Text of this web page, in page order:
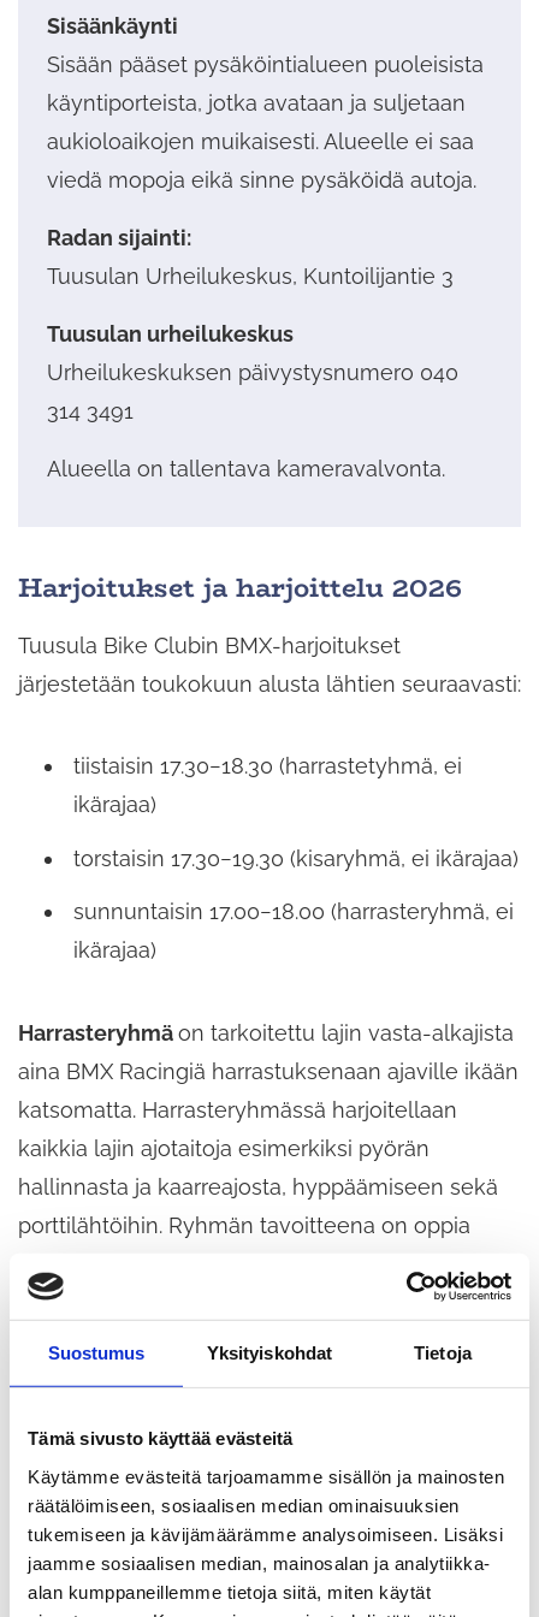
Suostumus Yksityiskohdat Tietoja
Tämä sivusto käyttää evästeitä
Käytämme evästeitä tarjoamamme sisällön ja mainosten
räätälöimiseen, sosiaalisen median ominaisuuksien
tukemiseen ja kävijämäärämme analysoimiseen. Lisäksi
jaamme sosiaalisen median, mainosalan ja analytiikka-
alan kumppaneillemme tietoja siitä, miten käytät
Sisäänkäynti
Sisään pääset pysäköintialueen puoleisista
käyntiporteista, jotka avataan ja suljetaan
aukioloaikojen muikaisesti. Alueelle ei saa
viedä mopoja eikä sinne pysäköidä autoja.
Radan sijainti:
Tuusulan Urheilukeskus, Kuntoilijantie 3
Tuusulan urheilukeskus
Urheilukeskuksen päivystysnumero 040
314 3491
Alueella on tallentava kameravalvonta.
Harjoitukset ja harjoittelu 2026
Tuusula Bike Clubin BMX-harjoitukset
järjestetään toukokuun alusta lähtien seuraavasti:
tiistaisin 17.30−18.30 (harrastetyhmä, ei
ikärajaa)
torstaisin 17.30−19.30 (kisaryhmä, ei ikärajaa)
sunnuntaisin 17.00−18.00 (harrasteryhmä, ei
ikärajaa)
Harrasteryhmäon tarkoitettu lajin vasta-alkajista
aina BMX Racingiä harrastuksenaan ajaville ikään
katsomatta. Harrasteryhmässä harjoitellaan
kaikkia lajin ajotaitoja esimerkiksi pyörän
hallinnasta ja kaarreajosta, hyppäämiseen sekä
porttilähtöihin. Ryhmän tavoitteena on oppia
yhdessä ja opitaan uusia asioita sekä turvallista
liikkumista radalla.
suurin osa osallistuu BMX Suomi Cup -kisoihin
mutta se ei ole kuitenkaan pakollista, vaikka
ryhmässä harjoittelisikin. Kisaryhmään pääsee